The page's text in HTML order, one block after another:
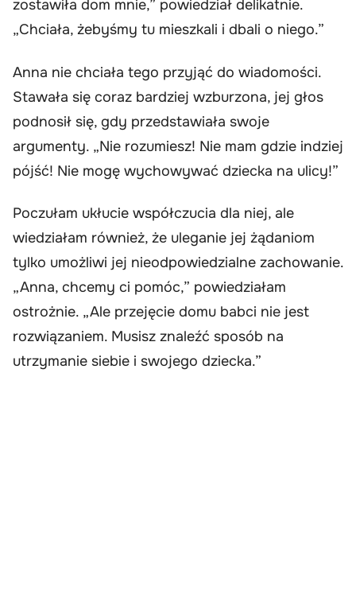
zostawiła dom mnie,” powiedział delikatnie.
„Chciała, żebyśmy tu mieszkali i dbali o niego.”
Anna nie chciała tego przyjąć do wiadomości.
Stawała się coraz bardziej wzburzona, jej głos
podnosił się, gdy przedstawiała swoje
argumenty. „Nie rozumiesz! Nie mam gdzie indziej
pójść! Nie mogę wychowywać dziecka na ulicy!”
Poczułam ukłucie współczucia dla niej, ale
wiedziałam również, że uleganie jej żądaniom
tylko umożliwi jej nieodpowiedzialne zachowanie.
„Anna, chcemy ci pomóc,” powiedziałam
ostrożnie. „Ale przejęcie domu babci nie jest
rozwiązaniem. Musisz znaleźć sposób na
utrzymanie siebie i swojego dziecka.”